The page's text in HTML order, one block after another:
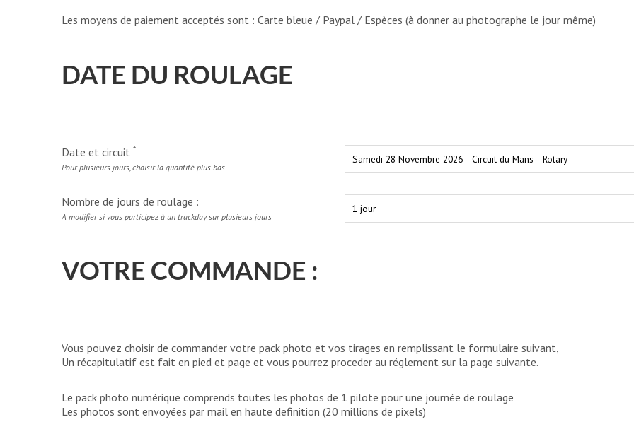
Les moyens de paiement acceptés sont : Carte bleue / Paypal / Espèces (à donner au photographe le jour même)
DATE DU ROULAGE
Date et circuit *
Pour plusieurs jours, choisir la quantité plus bas
Nombre de jours de roulage :
A modifier si vous participez à un trackday sur plusieurs jours
VOTRE COMMANDE :
Vous pouvez choisir de commander votre pack photo et vos tirages en remplissant le formulaire suivant,
Un récapitulatif est fait en pied et page et vous pourrez proceder au réglement sur la page suivante.
Le pack photo numérique comprends toutes les photos de 1 pilote pour une journée de roulage
Les photos sont envoyées par mail en haute definition (20 millions de pixels)